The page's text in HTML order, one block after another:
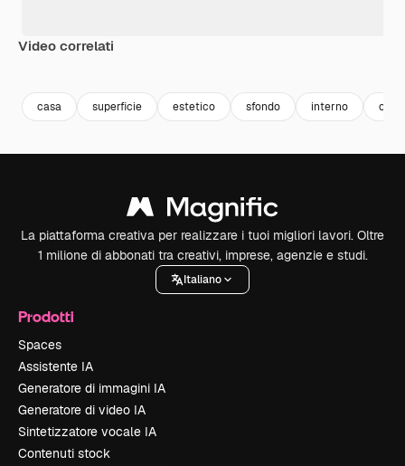
Video correlati
casa superficie estetico sfondo interno
La piattaforma creativa per realizzare i tuoi migliori lavori. Oltre
1 milione di abbonati tra creativi, imprese, agenzie e studi.
Italiano
Prodotti
Spaces
Assistente IA
Generatore di immagini IA
Generatore di video IA
Sintetizzatore vocale IA
Contenuti stock